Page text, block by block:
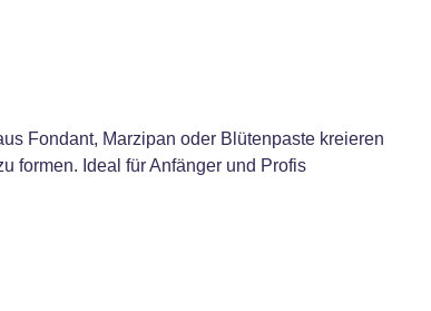
Fondant, Marzipan oder Blütenpaste kreieren
formen. Ideal für Anfänger und Profis